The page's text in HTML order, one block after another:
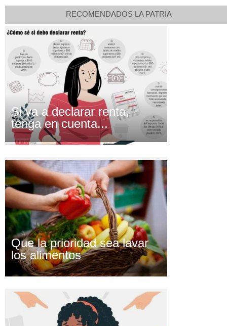
RECOMENDADOS LA PATRIA
Si va a declarar renta,
tenga en cuenta...
Que la prioridad sea lavar
los alimentos